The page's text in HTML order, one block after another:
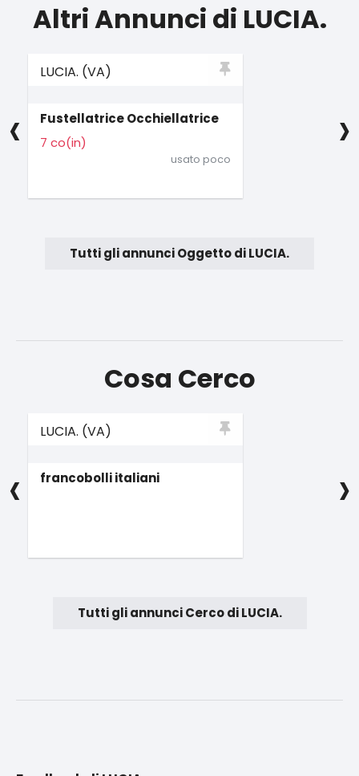
Altri Annunci di LUCIA.
LUCIA. (VA)
Fustellatrice Occhiellatrice
7 co(in)
usato poco
‹ ›
Tutti gli annunci Oggetto di LUCIA.
Cosa Cerco
LUCIA. (VA)
francobolli italiani
‹ ›
Tutti gli annunci Cerco di LUCIA.